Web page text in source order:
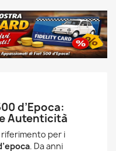
Autenticità
per i
. Da anni
originali e